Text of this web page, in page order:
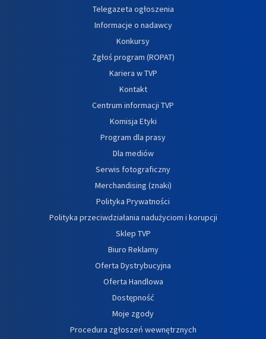
Telegazeta ogłoszenia
Informacje o nadawcy
Konkursy
Zgłoś program (ROPAT)
Kariera w TVP
Kontakt
Centrum informacji TVP
Komisja Etyki
Program dla prasy
Dla mediów
Serwis fotograficzny
Merchandising (znaki)
Polityka Prywatności
Polityka przeciwdziałania nadużyciom i korupcji
Sklep TVP
Biuro Reklamy
Oferta Dystrybucyjna
Oferta Handlowa
Dostępność
Moje zgody
Procedura zgłoszeń wewnętrznych